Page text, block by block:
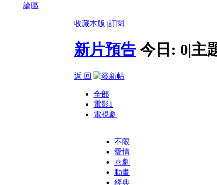
論區
收藏本版 |訂閱
新片預告 今日: 0|主
返 回
全部
電影1
電視劇
不限
愛情
喜劇
動畫
經典